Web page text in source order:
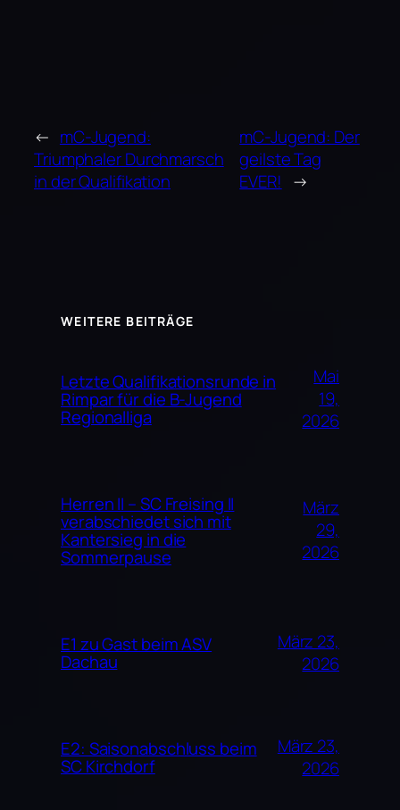
← mC-Jugend:
Triumphaler Durchmarsch
in der Qualifikation
mC-Jugend: Der
geilste Tag
EVER! →
WEITERE BEITRÄGE
Letzte Qualifikationsrunde in
Rimpar für die B-Jugend
Regionalliga
Mai
19,
2026
Herren II – SC Freising II
verabschiedet sich mit
Kantersieg in die
Sommerpause
März
29,
2026
E1 zu Gast beim ASV
Dachau
März 23,
2026
E2: Saisonabschluss beim
SC Kirchdorf
März 23,
2026